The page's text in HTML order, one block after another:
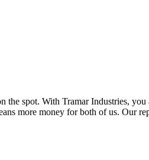
the spot. With Tramar Industries,
more money for both of us. Our